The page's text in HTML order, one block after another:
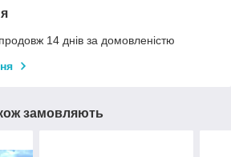
14 днів за домовленістю
замовляють